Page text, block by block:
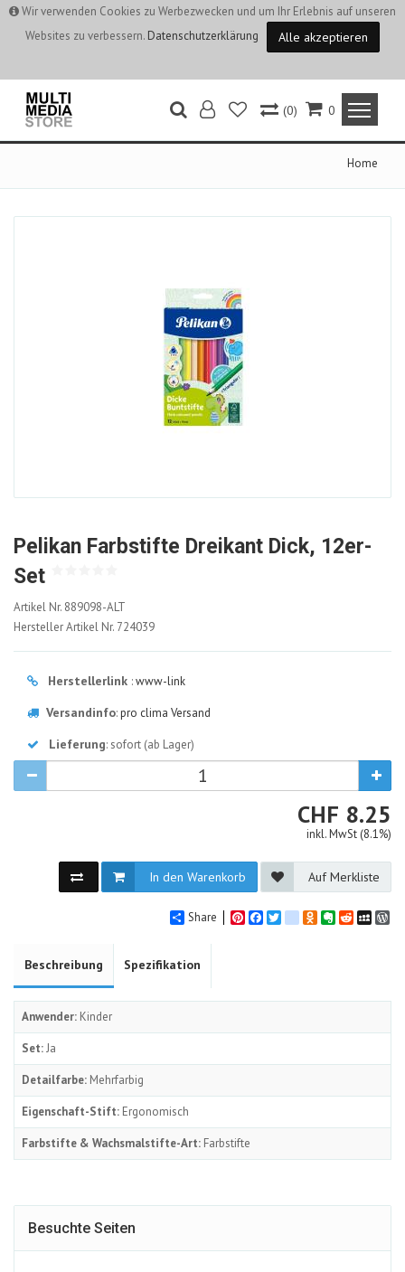
Wir verwenden Cookies zu Werbezwecken und um Ihr Erlebnis auf unseren
Websites zu verbessern. Datenschutzerklärung Alle akzeptieren
0
(0)
Home
Pelikan Farbstifte Dreikant Dick, 12er-
Set
889098-
ALT
Artikel Nr. 889098-ALT
Hersteller Artikel Nr. 724039
Herstellerlink :www-link
Versandinfo:pro clima Versand
Lieferung: sofort (ab Lager)
CHF CHF
8.25
inkl. MwSt (8.1%)
In den Warenkorb Auf Merkliste
Share PinterestFacebook
Twittergoogle_bookmarks
Odnoklassniki
Evernote
Reddit
Beschreibung Spezifikation
Anwender: Kinder
Set:Ja
Detailfarbe: Mehrfarbig
Eigenschaft-Stift: Ergonomisch
Farbstifte & Wachsmalstifte-Art: Farbstifte
Besuchte Seiten